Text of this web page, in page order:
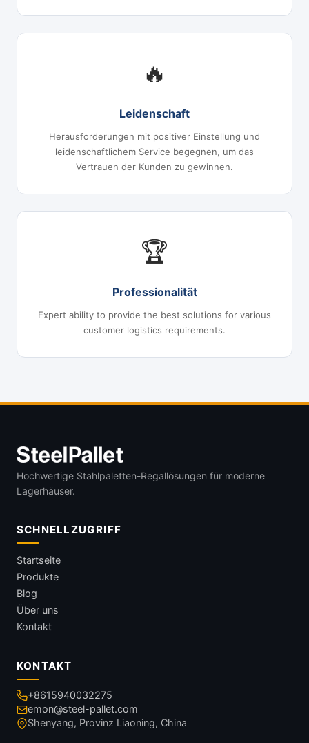
🔥
Leidenschaft
Herausforderungen mit positiver Einstellung und
leidenschaftlichem Service begegnen, um das
Vertrauen der Kunden zu gewinnen.
🏆
Professionalität
Expert ability to provide the best solutions for various
customer logistics requirements.
Hochwertige Stahlpaletten-Regallösungen für moderne
Lagerhäuser.
SCHNELLZUGRIFF
Startseite
Produkte
Blog
Über uns
Kontakt
KONTAKT
+8615940032275
emon@steel-pallet.com
Shenyang, Provinz Liaoning, China